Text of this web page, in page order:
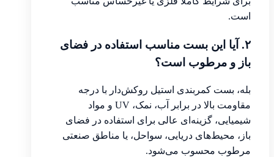
است.
۲. آیا این بست مناسب استفاده در فضای
باز و مرطوب است؟
بله، بست کمربندی استیل روکش‌دار با درجه
مقاومت بالا در برابر آب، نمک، UV و مواد
شیمیایی، گزینه‌ای عالی برای استفاده در فضای
باز، محیط‌های دریایی، سواحل، یا مناطق صنعتی
مرطوب محسوب می‌شود.